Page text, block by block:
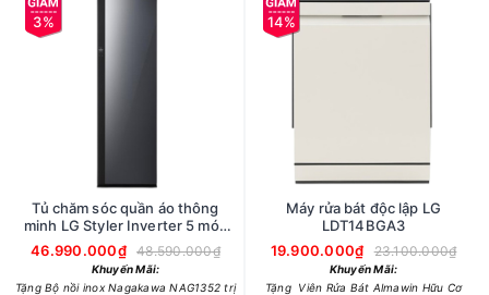
3%
Tủ chăm sóc quần áo thông
minh LG Styler Inverter 5 móc
SC5GMR80H.ABMPEVN
46.990.000₫ 48.590.000₫
Khuyến Mãi:
Tặng Bộ nồi inox Nagakawa NAG1352 trị
14%
Máy rửa bát độc lập LG
LDT14BGA3
19.900.000₫
23.100.000₫
Khuyến Mãi:
Tặng Viên Rửa Bát Almawin Hữu Cơ